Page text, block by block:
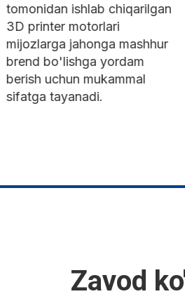
tomonidan ishlab chiqarilgan
3D printer motorlari
mijozlarga jahonga mashhur
brend bo'lishga yordam
berish uchun mukammal
sifatga tayanadi.
Zavod